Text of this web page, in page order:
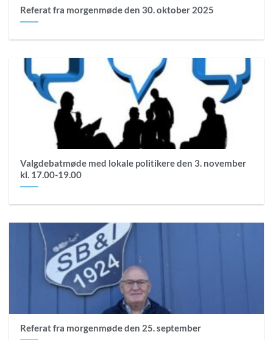
Referat fra morgenmøde den 30. oktober 2025
Valgdebatmøde med lokale politikere den 3. november
kl. 17.00-19.00
Referat fra morgenmøde den 25. september